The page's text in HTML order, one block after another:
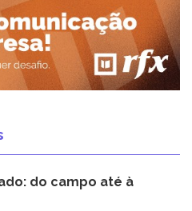
do campo até à